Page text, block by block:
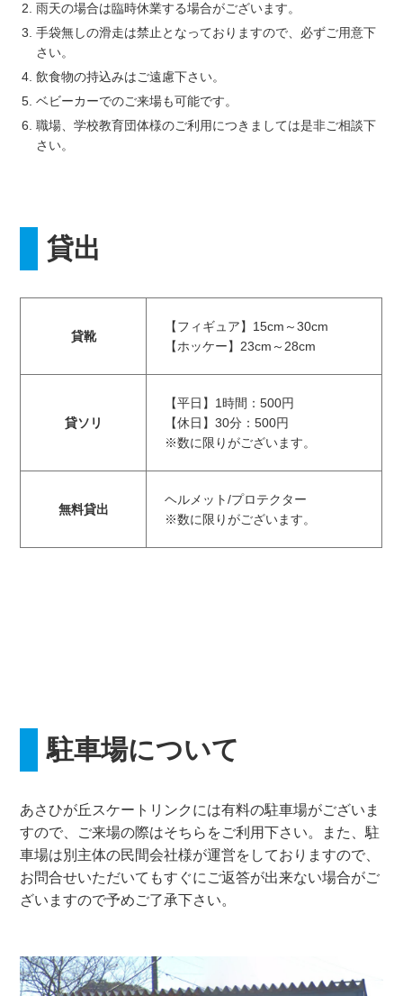
雨天の場合は臨時休業する場合がございます。
手袋無しの滑走は禁止となっておりますので、必ずご用意下
さい。
飲食物の持込みはご遠慮下さい。
ベビーカーでのご来場も可能です。
職場、学校教育団体様のご利用につきましては是非ご相談下
さい。
貸出
貸靴
【フィギュア】15cm～30cm
【ホッケー】23cm～28cm
貸ソリ
【平日】1時間：500円
【休日】30分：500円
※数に限りがございます。
無料貸出
ヘルメット/プロテクター
※数に限りがございます。
駐車場について
あさひが丘スケートリンクには有料の駐車場がございま
すので、ご来場の際はそちらをご利用下さい。また、駐
車場は別主体の民間会社様が運営をしておりますので、
お問合せいただいてもすぐにご返答が出来ない場合がご
ざいますので予めご了承下さい。